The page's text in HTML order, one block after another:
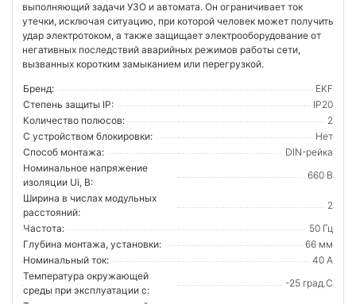
выполняющий задачи УЗО и автомата. Он ограничивает ток
утечки, исключая ситуацию, при которой человек может получить
удар электротоком, а также защищает электрооборудование от
негативных последствий аварийных режимов работы сети,
вызванных коротким замыканием или перегрузкой.
Бренд:
EKF
Степень защиты IP:
IP20
Количество полюсов:
2
С устройством блокировки:
Нет
Способ монтажа:
DIN-рейка
Номинальное напряжение
изоляции Ui, В:
660 В
Ширина в числах модульных
расстояний:
2
Частота:
50 Гц
Глубина монтажа, установки:
66 мм
Номинальный ток:
40 А
Температура окружающей
среды при эксплуатации с:
-25 град.C